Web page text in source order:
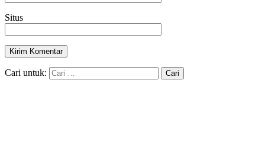
Situs
Cari untuk: